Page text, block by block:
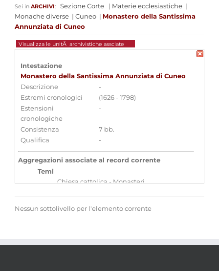
Sei in ARCHIVI: Sezione Corte | Materie ecclesiastiche |
Monache diverse | Cuneo | Monastero della Santissima
Annunziata di Cuneo
Visualizza le unitÃ archivistiche assciate
Intestazione
Monastero della Santissima Annunziata di Cuneo
Descrizione
-
Estremi cronologici
(1626 - 1798)
Estensioni
cronologiche
-
Consistenza
7 bb.
Qualifica
-
Aggregazioni associate al record corrente
Temi
Chiesa cattolica - Monasteri
Archivi ecclesiastici
e abbazie
Nessun sottolivello per l'elemento corrente